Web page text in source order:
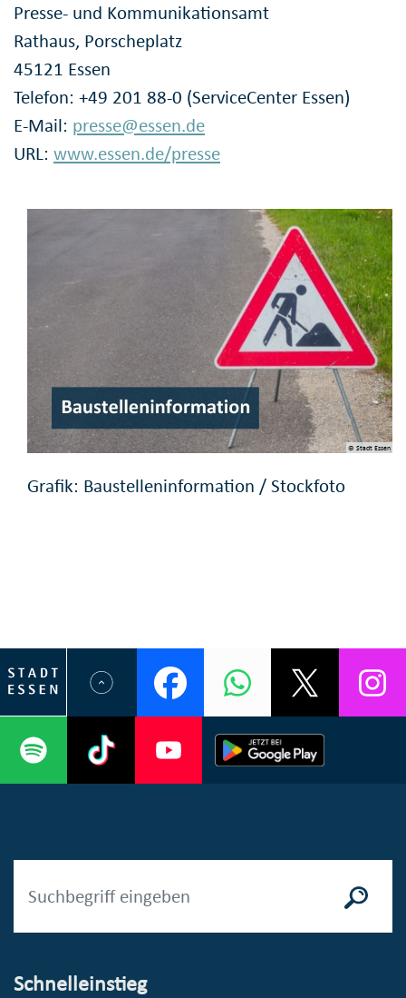
Presse- und Kommunikationsamt
Rathaus, Porscheplatz
45121 Essen
Telefon: +49 201 88-0 (ServiceCenter Essen)
E-Mail: presse@essen.de
URL: www.essen.de/presse
© Stadt Essen
Grafik: Baustelleninformation / Stockfoto
Schnelleinstieg